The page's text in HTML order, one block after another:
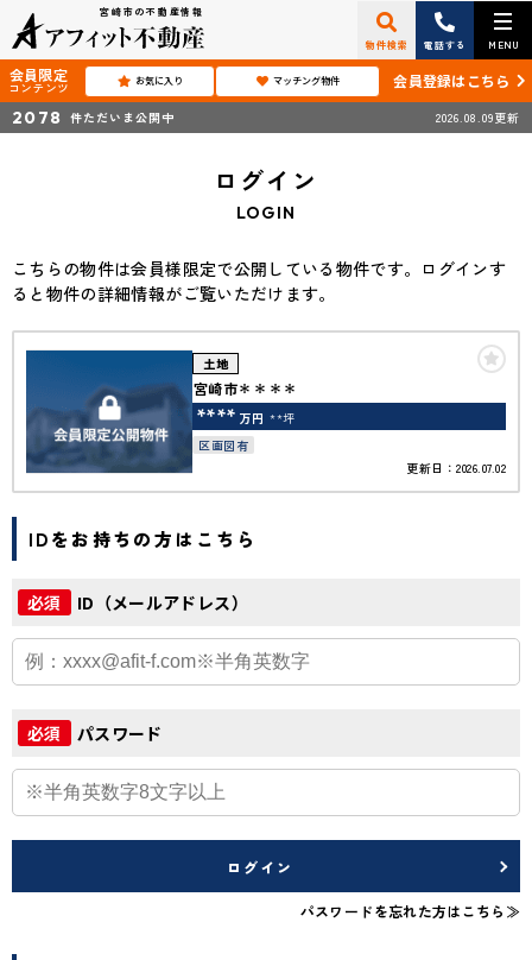
宮崎市の不動産情報
物件検索 電話する MENU
会員限定
コンテンツ お気に入り マッチング物件 会員登録はこちら
2078 件ただいま公開中 2026.08.09更新
ログイン
LOGIN
こちらの物件は会員様限定で公開している物件です。ログインす
ると物件の詳細情報がご覧いただけます。
土地
宮崎市＊＊＊＊
**** 万円 **坪
区画図有
更新日：2026.07.02
IDをお持ちの方はこちら
必須 ID（メールアドレス）
必須 パスワード
ログイン
パスワードを忘れた方はこちら≫